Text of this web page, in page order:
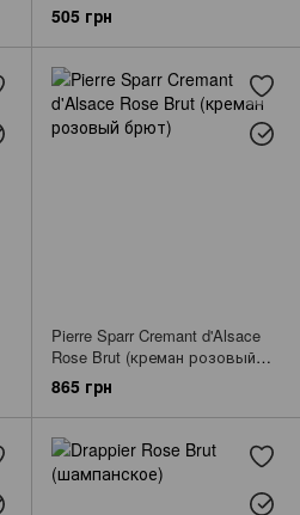
505 грн
Pierre Sparr Cremant d'Alsace
Rose Brut (креман розовый
брют)
865 грн